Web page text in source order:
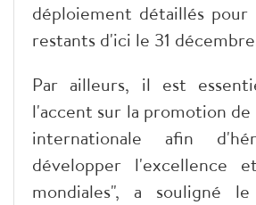
déploiement détaillés pour
restants d'ici le 31
Par ailleurs, il est
l'accent sur la promotion
internationale afin
développer l'excellence
mondiales", a souligné